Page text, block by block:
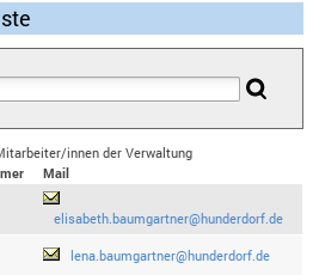
innen der Verwaltung
Mail
elisabeth.baumgartner@hunderdorf.de
lena.baumgartner@hunderdorf.de